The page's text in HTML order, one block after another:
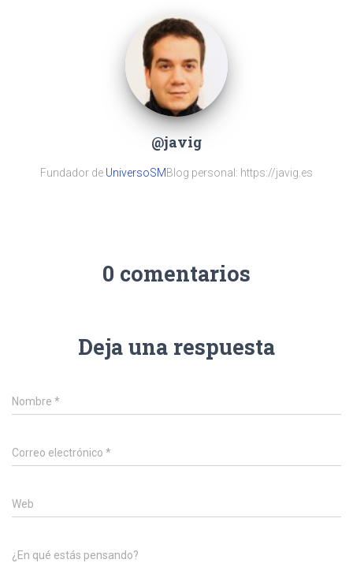
@javig
Fundador de UniversoSMBlog personal: https://javig.es
0 comentarios
Deja una respuesta
Nombre *
Correo electrónico *
Web
¿En qué estás pensando?